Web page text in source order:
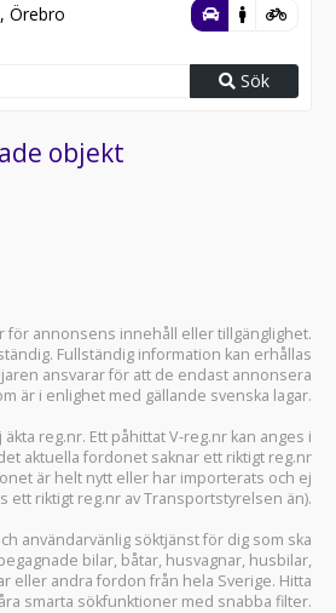
Örebro
Sök
objekt
för annonsens innehåll eller tillgänglighet.
Fullständig information kan erhållas
ansvarar för att de endast annonsera
är i enlighet med gällande svenska lagar.
äkta reg.nr. Ett påhittat V-reg.nr kan anges i
aktuella fordonet saknar ett riktigt reg.nr
är helt nytt eller har importerats och ej
ett riktigt reg.nr av Transportstyrelsen än).
användarvänlig söktjänst för dig som ska
bilar, båtar, husvagnar, husbilar,
eller andra fordon från hela Sverige. Hitta
smarta sökfunktioner med snabba filter.